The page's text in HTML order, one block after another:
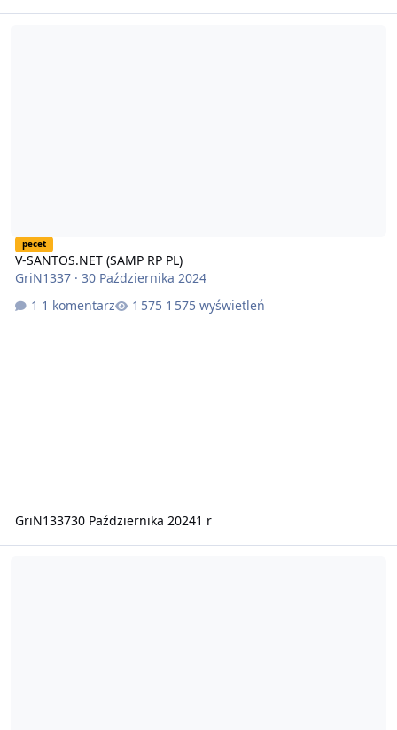
pecet
V-SANTOS.NET (SAMP RP PL)
GriN1337· 30 Października 2024
1 komentarz
1 575 wyświetleń
GriN133730 Października 20241 r